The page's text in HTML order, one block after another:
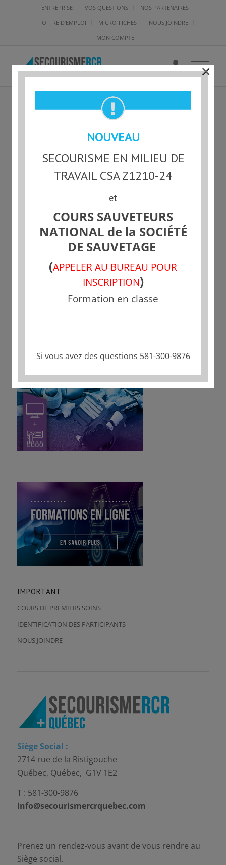
ENTREPRISE VOS QUESTIONS
NOS PARTENAIRES
OFFRE D’EMPLOI
MICRO-FICHES
NOUS JOINDRE
MON COMPTE
IMPORTANT
COURS DE PREMIERS SOINS
IDENTIFICATION DES PARTICIPANTS
NOUS JOINDRE
Siège Social :
2714 rue de la Ristigouche
Québec, Québec, G1V 1E2
T : 581-300-9876
info@secourismercrquebec.com
Prenez un rendez-vous avant de vous rendre au
Siège social.
NOUVEAU
SECOURISME EN MILIEU DE
TRAVAIL CSA Z1210-24
et
COURS SAUVETEURS
NATIONAL de la SOCIÉTÉ
DE SAUVETAGE
(APPELER AU BUREAU POUR
INSCRIPTION)
Formation en classe
Si vous avez des questions 581-300-9876
×